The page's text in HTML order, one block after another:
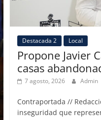
Destacada 2 Local
Propone Javier
casas
7 agosto, 2026 Admin
Contraportada //
inseguridad que